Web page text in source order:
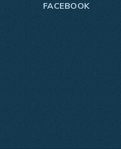
FACEBOOK